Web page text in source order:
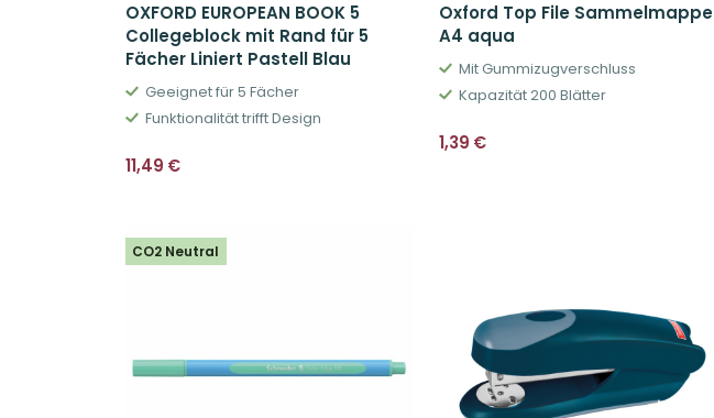
OXFORD EUROPEAN BOOK 5
Collegeblock mit Rand für 5
Fächer Liniert Pastell Blau
Geeignet für 5 Fächer
Funktionalität trifft Design
11,49 €
Oxford Top File Sammelmappe
A4 aqua
Mit Gummizugverschluss
Kapazität 200 Blätter
1,39 €
CO2 Neutral